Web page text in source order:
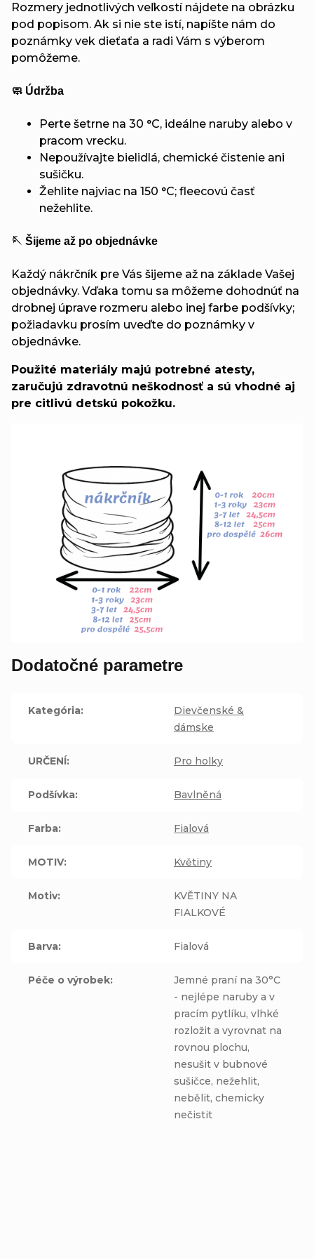
Rozmery jednotlivých veľkostí nájdete na obrázku
pod popisom. Ak si nie ste istí, napíšte nám do
poznámky vek dieťaťa a radi Vám s výberom
pomôžeme.
🧼 Údržba
Perte šetrne na 30 °C, ideálne naruby alebo v
pracom vrecku.
Nepoužívajte bielidlá, chemické čistenie ani
sušičku.
Žehlite najviac na 150 °C; fleecovú časť
nežehlite.
🪡 Šijeme až po objednávke
Každý nákrčník pre Vás šijeme až na základe Vašej
objednávky. Vďaka tomu sa môžeme dohodnúť na
drobnej úprave rozmeru alebo inej farbe podšívky;
požiadavku prosím uveďte do poznámky v
objednávke.
Použité materiály majú potrebné atesty,
zaručujú zdravotnú neškodnosť a sú vhodné aj
pre citlivú detskú pokožku.
Dodatočné parametre
Kategória:
Dievčenské &
dámske
URČENÍ: Pro holky
Podšívka: Bavlněná
Farba: Fialová
MOTIV: Květiny
Motiv:
KVĚTINY NA
FIALKOVÉ
Barva: Fialová
Péče o výrobek:
Jemné praní na 30°C
- nejlépe naruby a v
pracím pytlíku, vlhké
rozložit a vyrovnat na
rovnou plochu,
nesušit v bubnové
sušičce, nežehlit,
nebělit, chemicky
nečistit